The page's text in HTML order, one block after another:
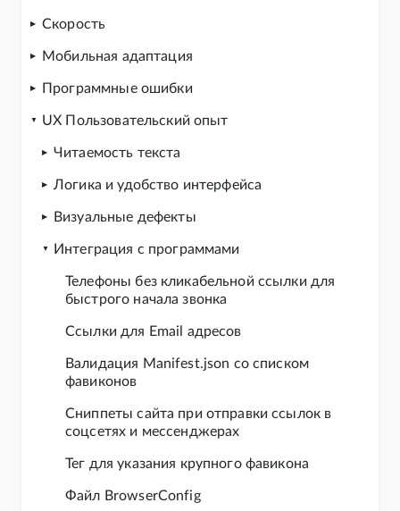
Скорость
Мобильная адаптация
Программные ошибки
UX Пользовательский опыт
Читаемость текста
Логика и удобство интерфейса
Визуальные дефекты
Интеграция с программами
Телефоны без кликабельной ссылки для
быстрого начала звонка
Ссылки для Email адресов
Валидация Manifest.json со списком
фавиконов
Сниппеты сайта при отправки ссылок в
соцсетях и мессенджерах
Тег для указания крупного фавикона
Файл BrowserConfig